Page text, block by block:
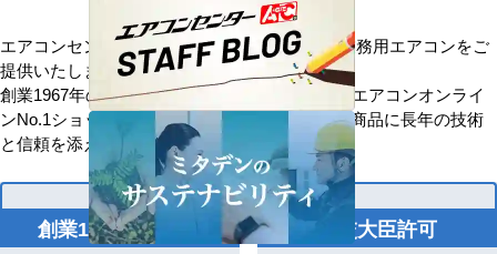
エアコンセンターACはお客様に安心を添えて業務用エアコンをご
提供いたします。
創業1967年の歴史を持つ、信頼と安心の業務用エアコンオンライ
ンNo.1ショップです。「お客様を大切に」優良商品に長年の技術
と信頼を添え、感動価格でお応えします。
創業1967年の歴史 国交大臣許可